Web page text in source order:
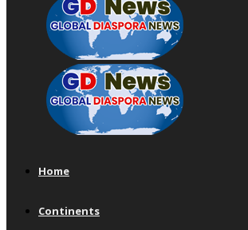
Home
Continents